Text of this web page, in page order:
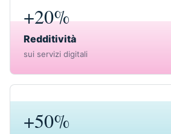
+20%
Redditività
sui servizi digitali
+50%